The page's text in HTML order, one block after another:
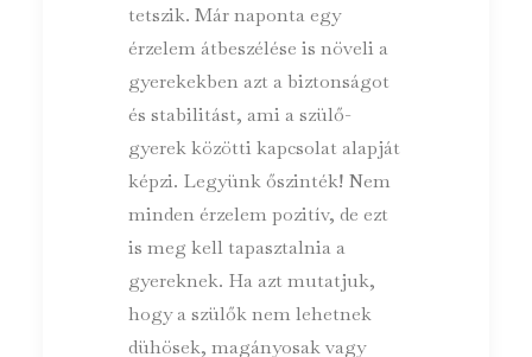
tetszik. Már naponta egy
érzelem átbeszélése is növeli a
gyerekekben azt a biztonságot
és stabilitást, ami a szülő-
gyerek közötti kapcsolat alapját
képzi. Legyünk őszinték! Nem
minden érzelem pozitív, de ezt
is meg kell tapasztalnia a
gyereknek. Ha azt mutatjuk,
hogy a szülők nem lehetnek
dühösek, magányosak vagy